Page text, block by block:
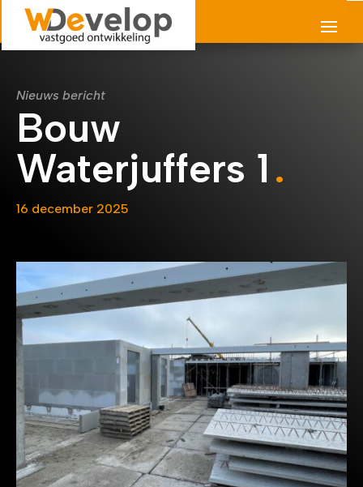
Nieuws bericht
Bouw
Waterjuffers 1
16 december 2025